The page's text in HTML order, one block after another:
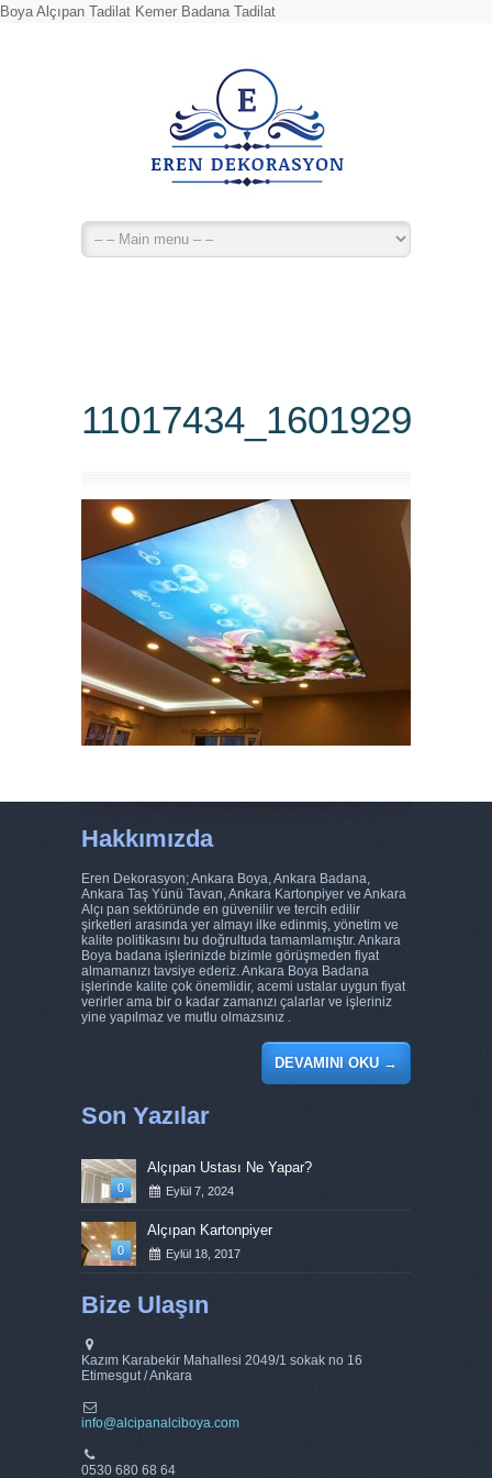
Boya Alçıpan Tadilat Kemer Badana Tadilat
Hakkımızda
Eren Dekorasyon; Ankara Boya, Ankara Badana,
Ankara Taş Yünü Tavan, Ankara Kartonpiyer ve Ankara
Alçı pan sektöründe en güvenilir ve tercih edilir
şirketleri arasında yer almayı ilke edinmiş, yönetim ve
kalite politikasını bu doğrultuda tamamlamıştır. Ankara
Boya badana işlerinizde bizimle görüşmeden fiyat
almamanızı tavsiye ederiz. Ankara Boya Badana
işlerinde kalite çok önemlidir, acemi ustalar uygun fiyat
verirler ama bir o kadar zamanızı çalarlar ve işleriniz
yine yapılmaz ve mutlu olmazsınız .
DEVAMINI OKU→
Son Yazılar
0
Alçıpan Ustası Ne Yapar?
Eylül 7, 2024
0
Alçıpan Kartonpiyer
Eylül 18, 2017
Bize Ulaşın
Kazım Karabekir Mahallesi 2049/1 sokak no 16
Etimesgut / Ankara
info@alcipanalciboya.com
0530 680 68 64